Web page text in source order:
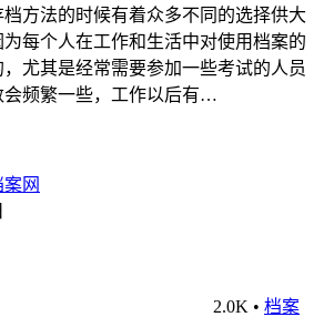
方法的时候有着众多不同的选择供大
每个人在工作和生活中对使用档案的
尤其是经常需要参加一些考试的人员
会频繁一些，工作以后有…
网
2.0K • 档案